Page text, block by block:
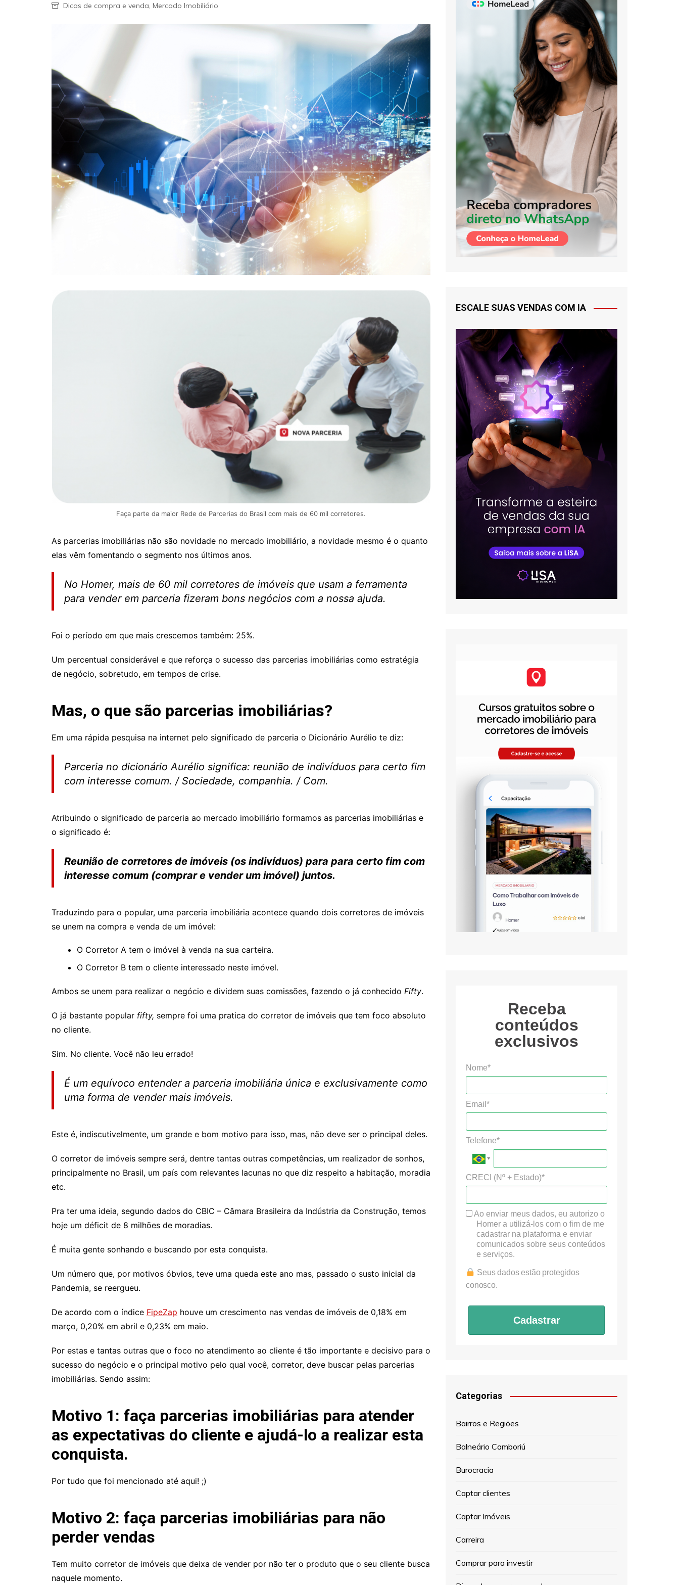
Dicas de compra e venda, Mercado Imobiliário
Faça parte da maior Rede de Parcerias do Brasil com mais de 60 mil corretores.
As parcerias imobiliárias não são novidade no mercado imobiliário, a novidade mesmo é o quanto
elas vêm fomentando o segmento nos últimos anos.
No Homer, mais de 60 mil corretores de imóveis que usam a ferramenta
para vender em parceria fizeram bons negócios com a nossa ajuda.
Foi o período em que mais crescemos também: 25%.
Um percentual considerável e que reforça o sucesso das parcerias imobiliárias como estratégia
de negócio, sobretudo, em tempos de crise.
Mas, o que são parcerias imobiliárias?
Em uma rápida pesquisa na internet pelo significado de parceria o Dicionário Aurélio te diz:
Parceria no dicionário Aurélio significa: reunião de indivíduos para certo fim
com interesse comum. / Sociedade, companhia. / Com.
Atribuindo o significado de parceria ao mercado imobiliário formamos as parcerias imobiliárias e
o significado é:
Reunião de corretores de imóveis (os indivíduos) para para certo fim com
interesse comum (comprar e vender um imóvel) juntos.
Traduzindo para o popular, uma parceria imobiliária acontece quando dois corretores de imóveis
se unem na compra e venda de um imóvel:
O Corretor A tem o imóvel à venda na sua carteira.
O Corretor B tem o cliente interessado neste imóvel.
Ambos se unem para realizar o negócio e dividem suas comissões, fazendo o já conhecido Fifty.
O já bastante popular fifty, sempre foi uma pratica do corretor de imóveis que tem foco absoluto
no cliente.
Sim. No cliente. Você não leu errado!
É um equívoco entender a parceria imobiliária única e exclusivamente como
uma forma de vender mais imóveis.
Este é, indiscutivelmente, um grande e bom motivo para isso, mas, não deve ser o principal deles.
O corretor de imóveis sempre será, dentre tantas outras competências, um realizador de sonhos,
principalmente no Brasil, um país com relevantes lacunas no que diz respeito a habitação, moradia
etc.
Pra ter uma ideia, segundo dados do CBIC – Câmara Brasileira da Indústria da Construção, temos
hoje um déficit de 8 milhões de moradias.
É muita gente sonhando e buscando por esta conquista.
Um número que, por motivos óbvios, teve uma queda este ano mas, passado o susto inicial da
Pandemia, se reergueu.
De acordo com o índice FipeZap houve um crescimento nas vendas de imóveis de 0,18% em
março, 0,20% em abril e 0,23% em maio.
Por estas e tantas outras que o foco no atendimento ao cliente é tão importante e decisivo para o
sucesso do negócio e o principal motivo pelo qual você, corretor, deve buscar pelas parcerias
imobiliárias. Sendo assim:
Motivo 1: faça parcerias imobiliárias para atender
as expectativas do cliente e ajudá-lo a realizar esta
conquista.
Por tudo que foi mencionado até aqui! ;)
Motivo 2: faça parcerias imobiliárias para não
perder vendas
Tem muito corretor de imóveis que deixa de vender por não ter o produto que o seu cliente busca
naquele momento.
ESCALE SUAS VENDAS COM IA
Receba
conteúdos
exclusivos
Nome*
Email*
Telefone*
CRECI (Nº + Estado)*
Ao enviar meus dados, eu autorizo o
Homer a utilizá-los com o fim de me
cadastrar na plataforma e enviar
comunicados sobre seus conteúdos
e serviços.
Seus dados estão protegidos
conosco.
Cadastrar
Categorias
Bairros e Regiões
Balneário Camboriú
Burocracia
Captar clientes
Captar Imóveis
Carreira
Comprar para investir